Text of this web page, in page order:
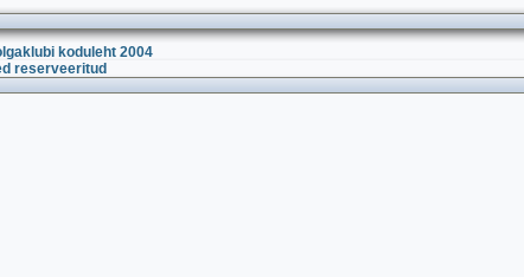
koduleht 2004
reserveeritud